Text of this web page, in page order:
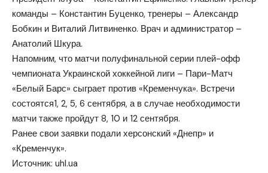
команды – Константин Буценко, тренеры – Александр
Бобкин и Виталий Литвиненко. Врач и администратор –
Анатолий Шкура.
Напомним, что матчи полуфинальной серии плей-офф
чемпионата Украинской хоккейной лиги – Пари-Матч
«Белый Барс» сыграет против «Кременчука». Встречи
состоятся1, 2, 5, 6 сентября, а в случае необходимости
матчи также пройдут 8, 10 и 12 сентября.
Ранее свои заявки подали херсонский «Днепр» и
«Кременчук».
Источник: uhl.ua